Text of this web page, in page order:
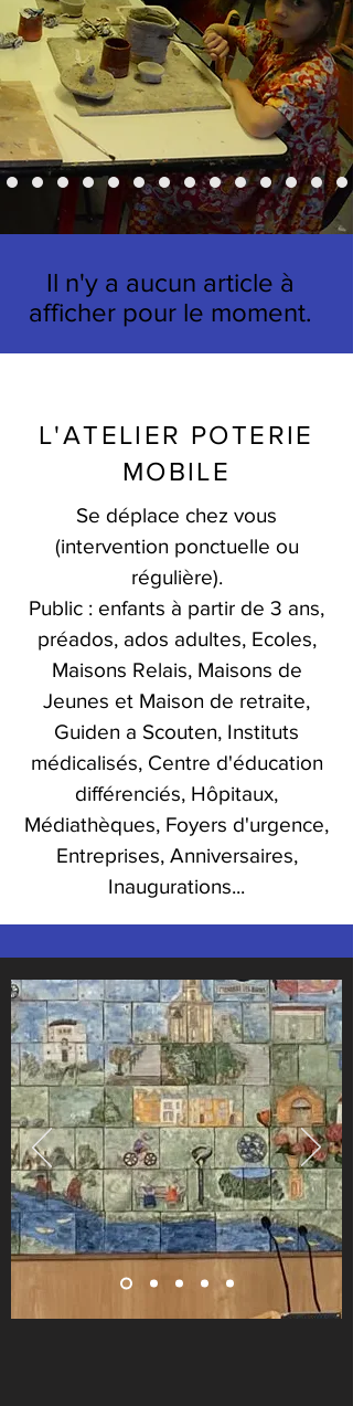
Il n'y a aucun article à
afficher pour le moment.
L'ATELIER POTERIE
MOBILE
Se déplace chez vous
(intervention ponctuelle ou
régulière).
Public : enfants à partir de 3 ans,
préados, ados adultes, Ecoles,
Maisons Relais, Maisons de
Jeunes et Maison de retraite,
Guiden a Scouten, Instituts
médicalisés, Centre d'éducation
différenciés, Hôpitaux,
Médiathèques, Foyers d'urgence,
Entreprises, Anniversaires,
Inaugurations...